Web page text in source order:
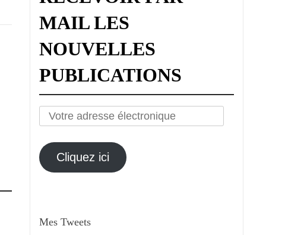
MAIL LES
NOUVELLES
PUBLICATIONS
Votre
électronique
Cliquez ici
Mes Tweets